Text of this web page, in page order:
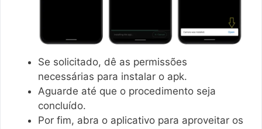
Se solicitado, dê as permissões
necessárias para instalar o apk.
Aguarde até que o procedimento seja
concluído.
Por fim, abra o aplicativo para aproveitar os